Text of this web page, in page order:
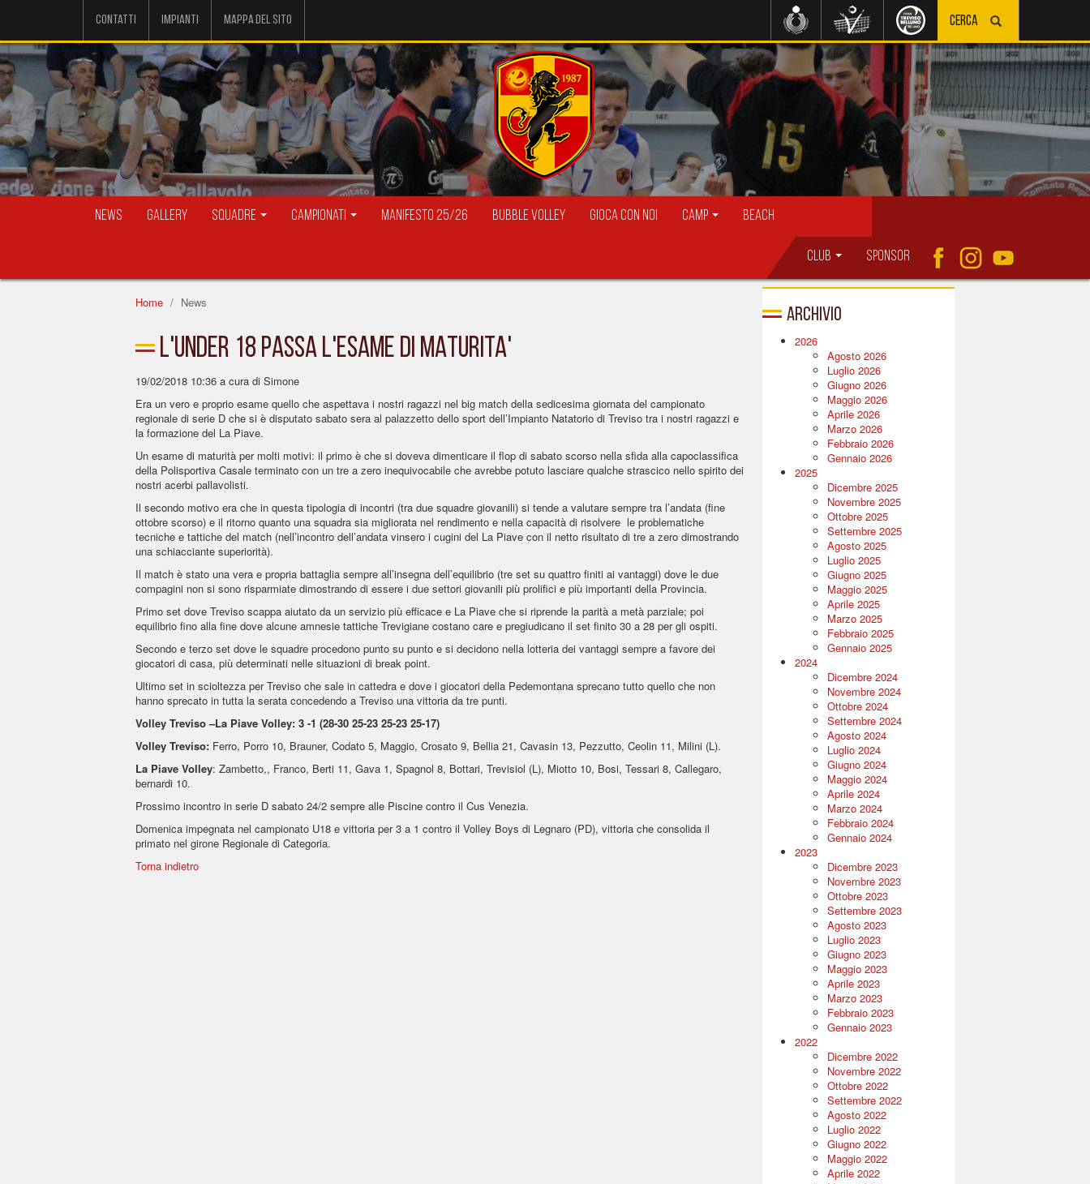
Contatti Impianti Mappa del sito
News Gallery Squadre Campionati Manifesto 25/26 Bubble Volley Gioca con Noi Camp Beach
Club Sponsor
Home News
L'UNDER 18 PASSA L'ESAME DI MATURITA'
19/02/2018 10:36 a cura di Simone
Era un vero e proprio esame quello che aspettava i nostri ragazzi nel big match della sedicesima giornata del campionato
regionale di serie D che si è disputato sabato sera al palazzetto dello sport dell’Impianto Natatorio di Treviso tra i nostri ragazzi e
la formazione del La Piave.
Un esame di maturità per molti motivi: il primo è che si doveva dimenticare il flop di sabato scorso nella sfida alla capoclassifica
della Polisportiva Casale terminato con un tre a zero inequivocabile che avrebbe potuto lasciare qualche strascico nello spirito dei
nostri acerbi pallavolisti.
Il secondo motivo era che in questa tipologia di incontri (tra due squadre giovanili) si tende a valutare sempre tra l’andata (fine
ottobre scorso) e il ritorno quanto una squadra sia migliorata nel rendimento e nella capacità di risolvere le problematiche
tecniche e tattiche del match (nell’incontro dell’andata vinsero i cugini del La Piave con il netto risultato di tre a zero dimostrando
una schiacciante superiorità).
Il match è stato una vera e propria battaglia sempre all’insegna dell’equilibrio (tre set su quattro finiti ai vantaggi) dove le due
compagini non si sono risparmiate dimostrando di essere i due settori giovanili più prolifici e più importanti della Provincia.
Primo set dove Treviso scappa aiutato da un servizio più efficace e La Piave che si riprende la parità a metà parziale; poi
equilibrio fino alla fine dove alcune amnesie tattiche Trevigiane costano care e pregiudicano il set finito 30 a 28 per gli ospiti.
Secondo e terzo set dove le squadre procedono punto su punto e si decidono nella lotteria dei vantaggi sempre a favore dei
giocatori di casa, più determinati nelle situazioni di break point.
Ultimo set in scioltezza per Treviso che sale in cattedra e dove i giocatori della Pedemontana sprecano tutto quello che non
hanno sprecato in tutta la serata concedendo a Treviso una vittoria da tre punti.
Volley Treviso –La Piave Volley: 3 -1 (28-30 25-23 25-23 25-17)
Volley Treviso: Ferro, Porro 10, Brauner, Codato 5, Maggio, Crosato 9, Bellia 21, Cavasin 13, Pezzutto, Ceolin 11, Milini (L).
La Piave Volley: Zambetto,, Franco, Berti 11, Gava 1, Spagnol 8, Bottari, Trevisiol (L), Miotto 10, Bosi, Tessari 8, Callegaro,
bernardi 10.
Prossimo incontro in serie D sabato 24/2 sempre alle Piscine contro il Cus Venezia.
Domenica impegnata nel campionato U18 e vittoria per 3 a 1 contro il Volley Boys di Legnaro (PD), vittoria che consolida il
primato nel girone Regionale di Categoria.
Torna indietro
Archivio
2026
Agosto 2026
Luglio 2026
Giugno 2026
Maggio 2026
Aprile 2026
Marzo 2026
Febbraio 2026
Gennaio 2026
2025
Dicembre 2025
Novembre 2025
Ottobre 2025
Settembre 2025
Agosto 2025
Luglio 2025
Giugno 2025
Maggio 2025
Aprile 2025
Marzo 2025
Febbraio 2025
Gennaio 2025
2024
Dicembre 2024
Novembre 2024
Ottobre 2024
Settembre 2024
Agosto 2024
Luglio 2024
Giugno 2024
Maggio 2024
Aprile 2024
Marzo 2024
Febbraio 2024
Gennaio 2024
2023
Dicembre 2023
Novembre 2023
Ottobre 2023
Settembre 2023
Agosto 2023
Luglio 2023
Giugno 2023
Maggio 2023
Aprile 2023
Marzo 2023
Febbraio 2023
Gennaio 2023
2022
Dicembre 2022
Novembre 2022
Ottobre 2022
Settembre 2022
Agosto 2022
Luglio 2022
Giugno 2022
Maggio 2022
Aprile 2022